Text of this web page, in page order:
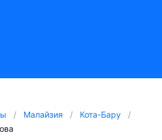
Малайзия
Кота-Бару